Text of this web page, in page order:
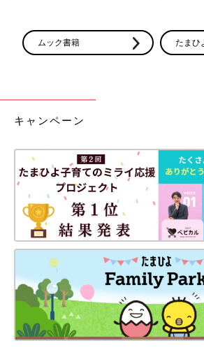
ムック書籍 たまひ
キャンペーン